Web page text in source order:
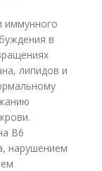
иммунного
в
липидов и
В6
нарушением